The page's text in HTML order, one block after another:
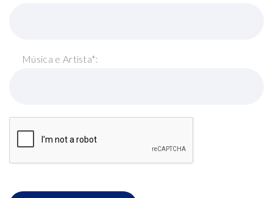
Música e Artista*: